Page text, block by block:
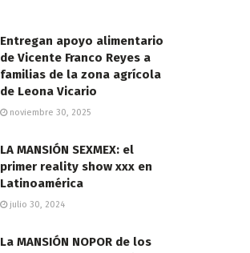
Entregan apoyo alimentario
de Vicente Franco Reyes a
familias de la zona agrícola
de Leona Vicario
noviembre 30, 2025
LA MANSIÓN SEXMEX: el
primer reality show xxx en
Latinoamérica
julio 30, 2024
La MANSIÓN NOPOR de los